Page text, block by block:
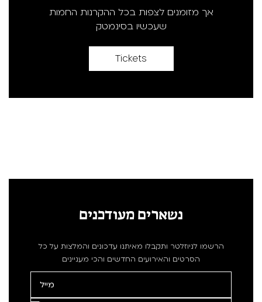
אך מזומנים לצפות בכל ההקרנות החמות
שעכשיו בסינמטק
Tickets
נשארים מעודכנים
הרשמו לניוזלטר ותקבלו מאיתנו עדכונים והמלצות על כל
הסרטים והאירועים החדשים והכי מעניינים